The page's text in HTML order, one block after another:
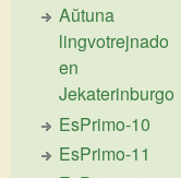
Aŭtuna
lingvotrejnado
en
Jekaterinburgo
EsPrimo-10
EsPrimo-11